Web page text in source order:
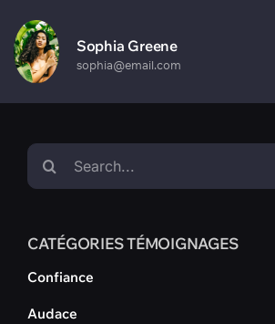
au
contenu
Sophia Greene
sophia@email.com
Rechercher:
CATÉGORIES TÉMOIGNAGES
Confiance
Audace